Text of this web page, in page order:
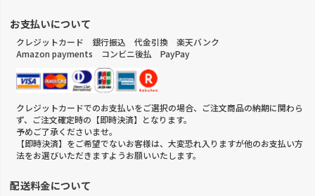
お支払いについて
クレジットカード 銀行振込 代金引換 楽天バンク
Amazon payments コンビニ後払 PayPay
クレジットカードでのお支払いをご選択の場合、ご注文商品の納期に関わら
ず、ご注文確定時の【即時決済】となります。
予めご了承くださいませ。
【即時決済】をご希望でないお客様は、大変恐れ入りますが他のお支払い方
法をお選びいただきますようお願いいたします。
配送料金について